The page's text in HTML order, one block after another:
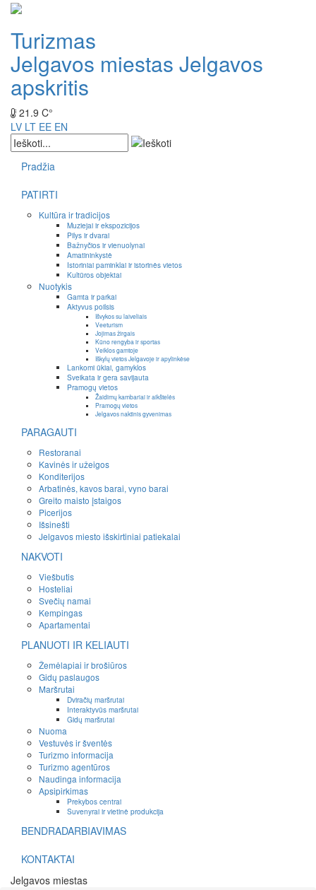
Turizmas
Jelgavos miestas Jelgavos
apskritis
21.9 C°
LV LT EE EN
Pradžia
PATIRTI
Kultūra ir tradicijos
Muziejai ir ekspozicijos
Pilys ir dvarai
Bažnyčios ir vienuolynai
Amatininkystė
Istoriniai paminklai ir istorinės vietos
Kultūros objektai
Nuotykis
Gamta ir parkai
Aktyvus poilsis
Išvykos su laiveliais
Veeturism
Jojimas žirgais
Kūno rengyba ir sportas
Veiklos gamtoje
Iškylų vietos Jelgavoje ir apylinkėse
Lankomi ūkiai, gamyklos
Sveikata ir gera savijauta
Pramogų vietos
Žaidimų kambariai ir aikštelės
Pramogų vietos
Jelgavos naktinis gyvenimas
PARAGAUTI
Restoranai
Kavinės ir užeigos
Konditerijos
Arbatinės, kavos barai, vyno barai
Greito maisto įstaigos
Picerijos
Išsinešti
Jelgavos miesto išskirtiniai patiekalai
NAKVOTI
Viešbutis
Hosteliai
Svečių namai
Kempingas
Apartamentai
PLANUOTI IR KELIAUTI
Žemėlapiai ir brošiūros
Gidų paslaugos
Maršrutai
Dviračių maršrutai
Interaktyvūs maršrutai
Gidų maršrutai
Nuoma
Vestuvės ir šventės
Turizmo informacija
Turizmo agentūros
Naudinga informacija
Apsipirkimas
Prekybos centrai
Suvenyrai ir vietinė produkcija
BENDRADARBIAVIMAS
KONTAKTAI
Jelgavos miestas